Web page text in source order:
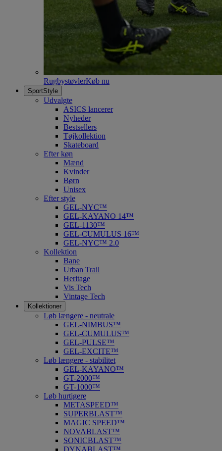
RugbystøvlerKøb nu
SportStyle
Udvalgte
ASICS lancerer
Nyheder
Bestsellers
Tøjkollektion
Skateboard
Efter køn
Mænd
Kvinder
Børn
Unisex
Efter style
GEL-NYC™
GEL-KAYANO 14™
GEL-1130™
GEL-CUMULUS 16™
GEL-NYC™ 2.0
Kollektion
Bane
Urban Trail
Heritage
Vis Tech
Vintage Tech
Kollektioner
Løb længere - neutrale
GEL-NIMBUS™
GEL-CUMULUS™
GEL-PULSE™
GEL-EXCITE™
Løb længere - stabilitet
GEL-KAYANO™
GT-2000™
GT-1000™
Løb hurtigere
METASPEED™
SUPERBLAST™
MAGIC SPEED™
NOVABLAST™
SONICBLAST™
DYNABLAST™